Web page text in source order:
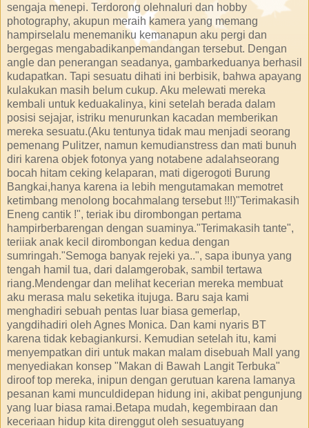
sengaja menepi. Terdorong olehnaluri dan hobby
photography, akupun meraih kamera yang memang
hampirselalu menemaniku kemanapun aku pergi dan
bergegas mengabadikanpemandangan tersebut. Dengan
angle dan penerangan seadanya, gambarkeduanya berhasil
kudapatkan. Tapi sesuatu dihati ini berbisik, bahwa apayang
kulakukan masih belum cukup. Aku melewati mereka
kembali untuk keduakalinya, kini setelah berada dalam
posisi sejajar, istriku menurunkan kacadan memberikan
mereka sesuatu.(Aku tentunya tidak mau menjadi seorang
pemenang Pulitzer, namun kemudianstress dan mati bunuh
diri karena objek fotonya yang notabene adalahseorang
bocah hitam ceking kelaparan, mati digerogoti Burung
Bangkai,hanya karena ia lebih mengutamakan memotret
ketimbang menolong bocahmalang tersebut !!!)"Terimakasih
Eneng cantik !", teriak ibu dirombongan pertama
hampirberbarengan dengan suaminya."Terimakasih tante",
teriiak anak kecil dirombongan kedua dengan
sumringah."Semoga banyak rejeki ya..", sapa ibunya yang
tengah hamil tua, dari dalamgerobak, sambil tertawa
riang.Mendengar dan melihat kecerian mereka membuat
aku merasa malu seketika itujuga. Baru saja kami
menghadiri sebuah pentas luar biasa gemerlap,
yangdihadiri oleh Agnes Monica. Dan kami nyaris BT
karena tidak kebagiankursi. Kemudian setelah itu, kami
menyempatkan diri untuk makan malam disebuah Mall yang
menyediakan konsep "Makan di Bawah Langit Terbuka"
diroof top mereka, inipun dengan gerutuan karena lamanya
pesanan kami munculdidepan hidung ini, akibat pengunjung
yang luar biasa ramai.Betapa mudah, kegembiraan dan
keceriaan hidup kita direnggut oleh sesuatuyang